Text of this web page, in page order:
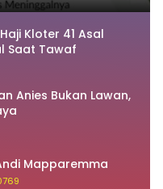
Kloter 41 Asal
Saat Tawaf
Anies Bukan Lawan,
Mapparemma